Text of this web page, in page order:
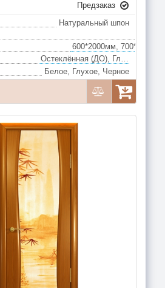
Ажур белое, Ромб белое, Ромб бронза, Решетка белое, Решетка бронза, Ажур бронза
Предзаказ
Натуральный шпон
Остеклённая (ДО), Глухая (ДГ)
Белое, Глухое, Черное